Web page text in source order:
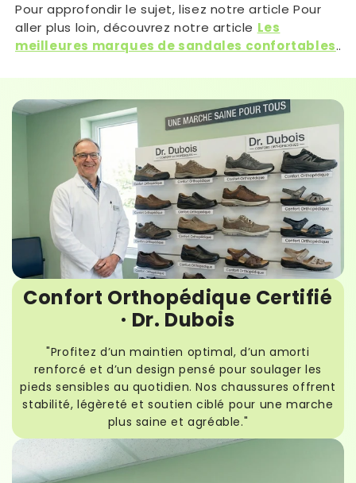
Pour approfondir le sujet, lisez notre article Pour
aller plus loin, découvrez notre article Les
meilleures marques de sandales confortables..
Confort Orthopédique Certifié
· Dr. Dubois
"Profitez d’un maintien optimal, d’un amorti
renforcé et d’un design pensé pour soulager les
pieds sensibles au quotidien. Nos chaussures offrent
stabilité, légèreté et soutien ciblé pour une marche
plus saine et agréable."